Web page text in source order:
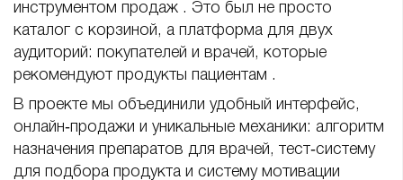
инструментом продаж . Это был не просто
каталог с корзиной, а платформа для двух
аудиторий: покупателей и врачей, которые
рекомендуют продукты пациентам .
В проекте мы объединили удобный интерфейс,
онлайн‑продажи и уникальные механики: алгоритм
назначения препаратов для врачей, тест‑систему
для подбора продукта и систему мотивации